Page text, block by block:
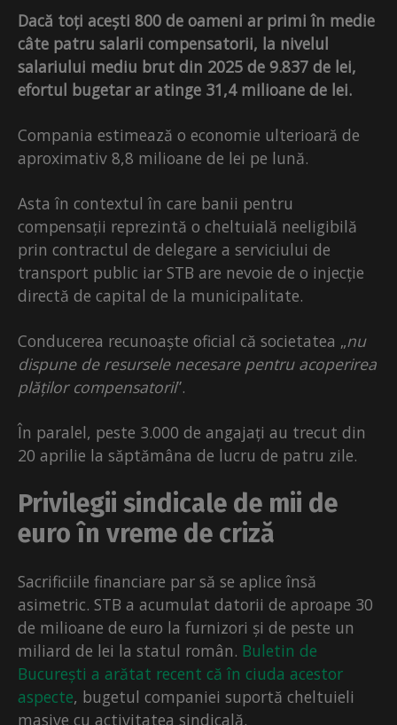
Dacă toți acești 800 de oameni ar primi în medie
câte patru salarii compensatorii, la nivelul
salariului mediu brut din 2025 de 9.837 de lei,
efortul bugetar ar atinge 31,4 milioane de lei.
Compania estimează o economie ulterioară de
aproximativ 8,8 milioane de lei pe lună.
Asta în contextul în care banii pentru
compensații reprezintă o cheltuială neeligibilă
prin contractul de delegare a serviciului de
transport public iar STB are nevoie de o injecție
directă de capital de la municipalitate.
Conducerea recunoaște oficial că societatea „nu
dispune de resursele necesare pentru acoperirea
plăților compensatorii”.
În paralel, peste 3.000 de angajați au trecut din
20 aprilie la săptămâna de lucru de patru zile.
Privilegii sindicale de mii de
euro în vreme de criză
Sacrificiile financiare par să se aplice însă
asimetric. STB a acumulat datorii de aproape 30
de milioane de euro la furnizori și de peste un
miliard de lei la statul român. Buletin de
București a arătat recent că în ciuda acestor
aspecte, bugetul companiei suportă cheltuieli
masive cu activitatea sindicală.